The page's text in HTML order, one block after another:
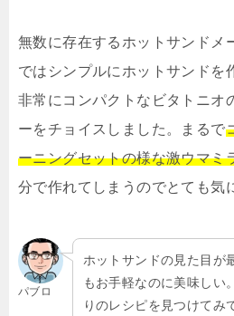
無数に存在するホットサンドメ
ではシンプルにホットサンドを
非常にコンパクトなビタトニオ
ーをチョイスしました。まるで
ーニングセットの様な激ウマミ
分で作れてしまうのでとても気
パブロ
ホットサンドの見た目が
もお手軽なのに美味しい
りのレシピを見つけてみ